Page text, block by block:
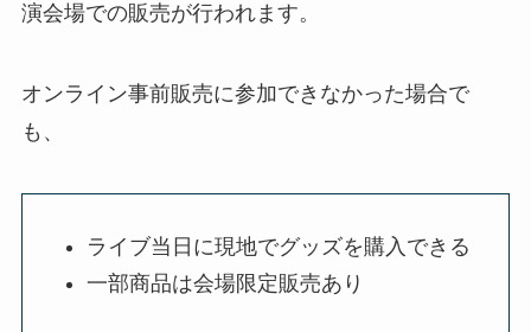
演会場での販売が行われます。
オンライン事前販売に参加できなかった場合で
も、
ライブ当日に現地でグッズを購入できる
一部商品は会場限定販売あり